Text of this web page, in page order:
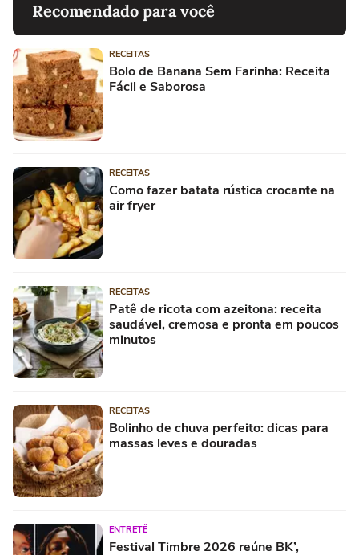
Recomendado para você
RECEITAS
Bolo de Banana Sem Farinha: Receita
Fácil e Saborosa
RECEITAS
Como fazer batata rústica crocante na
air fryer
RECEITAS
Patê de ricota com azeitona: receita
saudável, cremosa e pronta em poucos
minutos
RECEITAS
Bolinho de chuva perfeito: dicas para
massas leves e douradas
ENTRETÊ
Festival Timbre 2026 reúne BK’,